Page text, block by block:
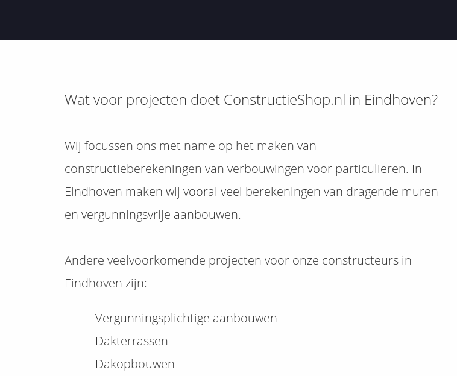
Wat voor projecten doet ConstructieShop.nl in Eindhoven?
Wij focussen ons met name op het maken van
constructieberekeningen van verbouwingen voor particulieren. In
Eindhoven maken wij vooral veel berekeningen van dragende muren
en vergunningsvrije aanbouwen.
Andere veelvoorkomende projecten voor onze constructeurs in
Eindhoven zijn:
- Vergunningsplichtige aanbouwen
- Dakterrassen
- Dakopbouwen